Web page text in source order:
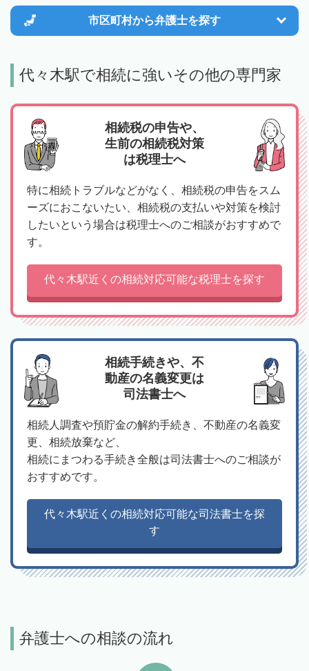
市区町村から弁護士を探す
代々木駅で相続に強いその他の専門家
相続税の申告や、
生前の相続税対策
は税理士へ
特に相続トラブルなどがなく、相続税の申告をスム
ーズにおこないたい、相続税の支払いや対策を検討
したいという場合は税理士へのご相談がおすすめで
す。
代々木駅近くの相続対応可能な税理士を探す
相続手続きや、不
動産の名義変更は
司法書士へ
相続人調査や預貯金の解約手続き、不動産の名義変
更、相続放棄など、
相続にまつわる手続き全般は司法書士へのご相談が
おすすめです。
代々木駅近くの相続対応可能な司法書士を探
す
弁護士への相談の流れ